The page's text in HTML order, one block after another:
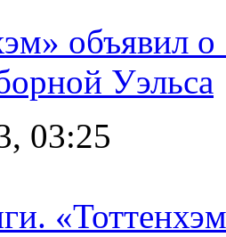
объявил
Уэльса
03:25